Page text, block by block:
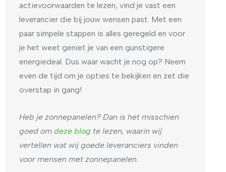
actievoorwaarden te lezen, vind je vast een
leverancier die bij jouw wensen past. Met een
paar simpele stappen is alles geregeld en voor
je het weet geniet je van een gunstigere
energiedeal. Dus waar wacht je nog op? Neem
even de tijd om je opties te bekijken en zet die
overstap in gang!
Heb je zonnepanelen? Dan is het misschien
goed om deze blog te lezen, waarin wij
vertellen wat wij goede leveranciers vinden
voor mensen met zonnepanelen.